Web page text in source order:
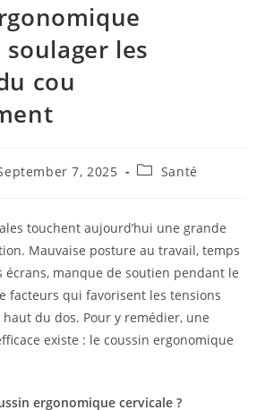
les
cou
7, 2025
PostSanté
touchent aujourd’hui une grande
Mauvaise posture au travail, temps
écrans, manque de soutien pendant le
facteurs qui favorisent les tensions
du dos. Pour y remédier, une
existe : le coussin ergonomique
ergonomique cervicale ?